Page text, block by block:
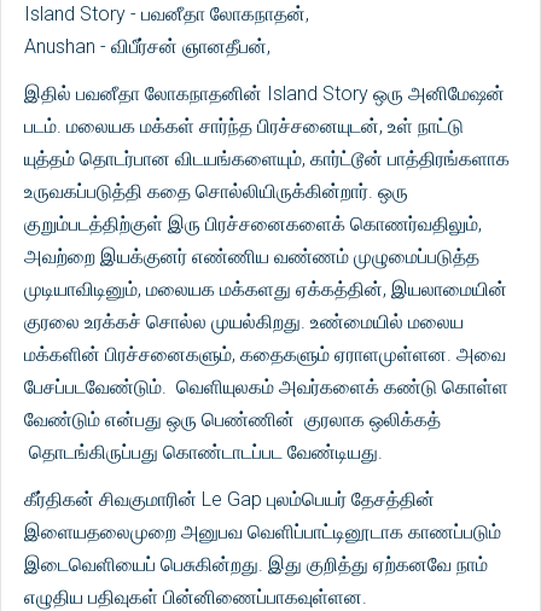
Island Story - பவனீதா லோகநாதன்,
Anushan - விபீர்சன் ஞானதீபன்,
இதில் பவனீதா லோகநாதனின் Island Story ஒரு அனிமேஷன்
படம். மலையக மக்கள் சார்ந்த பிரச்சனையுடன், உள் நாட்டு
யுத்தம் தொடர்பான விடயங்களையும், கார்ட்டூன் பாத்திரங்களாக
உருவகப்படுத்தி கதை சொல்லியிருக்கின்றார். ஒரு
குறும்படத்திற்குள் இரு பிரச்சனைகளைக் கொணர்வதிலும்,
அவற்றை இயக்குனர் எண்ணிய வண்ணம் முழுமைப்படுத்த
முடியாவிடினும், மலையக மக்களது ஏக்கத்தின், இயலாமையின்
குரலை உரக்கச் சொல்ல முயல்கிறது. உண்மையில் மலைய
மக்களின் பிரச்சனைகளும், கதைகளும் ஏராளமுள்ளன. அவை
பேசப்படவேண்டும். வெளியுலகம் அவர்களைக் கண்டு கொள்ள
வேண்டும் என்பது ஒரு பெண்ணின் குரலாக ஒலிக்கத்
தொடங்கிருப்பது கொண்டாடப்பட வேண்டியது.
கீர்திகன் சிவகுமாரின் Le Gap புலம்பெயர் தேசத்தின்
இளையதலைமுறை அனுபவ வெளிப்பாட்டினூடாக காணப்படும்
இடைவெளியைப் பெசுகின்றது. இது குறித்து ஏற்கனவே நாம்
எழுதிய பதிவுகள் பின்னிணைப்பாகவுள்ளன.